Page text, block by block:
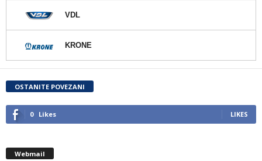
VDL
KRONE
OSTANITE POVEZANI
0 Likes LIKES
Webmail